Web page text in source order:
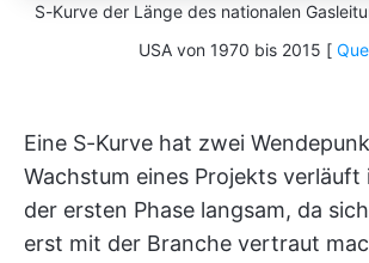
S-Kurve der Länge des nationalen
USA von 1970 bis 2015 [
Eine S-Kurve hat zwei
Wachstum eines Projekts verläuft
der ersten Phase langsam, da
erst mit der Branche vertraut